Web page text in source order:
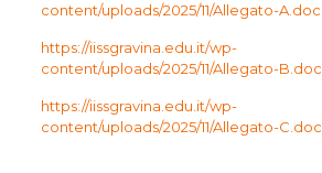
content/uploads/2025/11/Allegato-A.doc
https://iissgravina.edu.it/wp-
content/uploads/2025/11/Allegato-B.doc
https://iissgravina.edu.it/wp-
content/uploads/2025/11/Allegato-C.doc